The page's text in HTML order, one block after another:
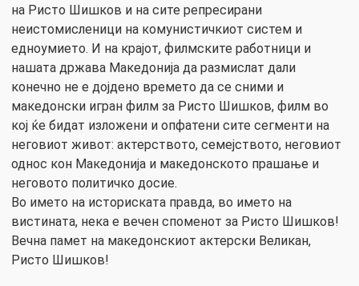
на Ристо Шишков и на сите репресирани
неистомисленици на комунистичкиот систем и
едноумието. И на крајот, филмските работници и
нашата држава Македонија да размислат дали
конечно не е дојдено времето да се сними и
македонски игран филм за Ристо Шишков, филм во
кој ќе бидат изложени и опфатени сите сегменти на
неговиот живот: актерството, семејството, неговиот
однос кон Македонија и македонското прашање и
неговото политичко досие.
Во името на историската правда, во името на
вистината, нека е вечен споменот за Ристо Шишков!
Вечна памет на македонскиот актерски Великан,
Ристо Шишков!